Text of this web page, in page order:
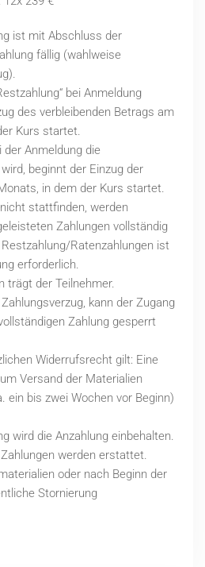
ist mit Abschluss der
fällig (wahlweise
bei Anmeldung
des verbleibenden Betrags am
Kurs startet.
der Anmeldung die
beginnt der Einzug der
in dem der Kurs startet.
stattfinden, werden
Zahlungen vollständig
Ratenzahlungen ist
erforderlich.
trägt der Teilnehmer.
kann der Zugang
Zahlung gesperrt
Widerrufsrecht gilt: Eine
Versand der Materialien
ein bis zwei Wochen vor Beginn)
wird die Anzahlung einbehalten.
werden erstattet.
oder nach Beginn der
Stornierung